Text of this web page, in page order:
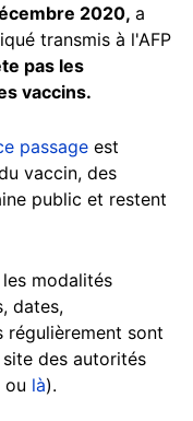
2020, a
transmis à l'AFP
pas les
vaccins.
passage est
vaccin, des
public et restent
modalités
dates,
régulièrement sont
des autorités
ou là).